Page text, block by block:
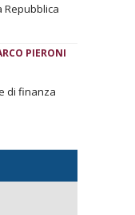
Repubblica
PIERONI
di finanza